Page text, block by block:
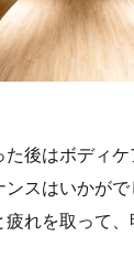
後はボディ
スはいかがで
れを取って、